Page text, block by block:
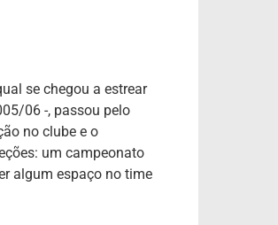
se chegou a estrear
06 -, passou pelo
no clube e o
um campeonato
algum espaço no time